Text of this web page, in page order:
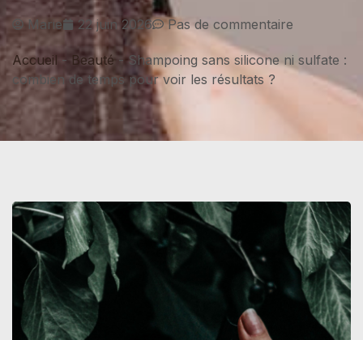
Marie 22 juin 2026 Pas de commentaire
Accueil - Beauté-Shampoing sans silicone ni sulfate :
combien de temps pour voir les résultats ?